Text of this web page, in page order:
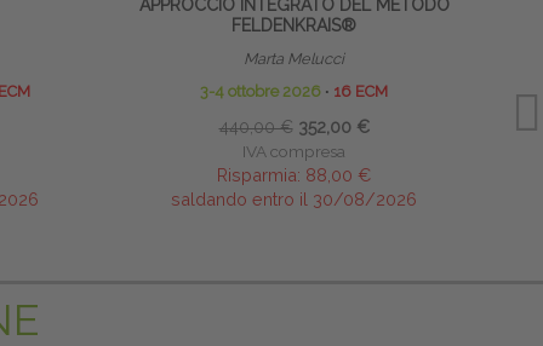
APPROCCIO INTEGRATO DEL METODO
FELDENKRAIS®
Marta Melucci
3-4 ottobre 2026 ∙ 16 ECM
440,00 € 352,00 €
IVA compresa
Risparmia: 88,00 €
saldando entro il 30/08/2026